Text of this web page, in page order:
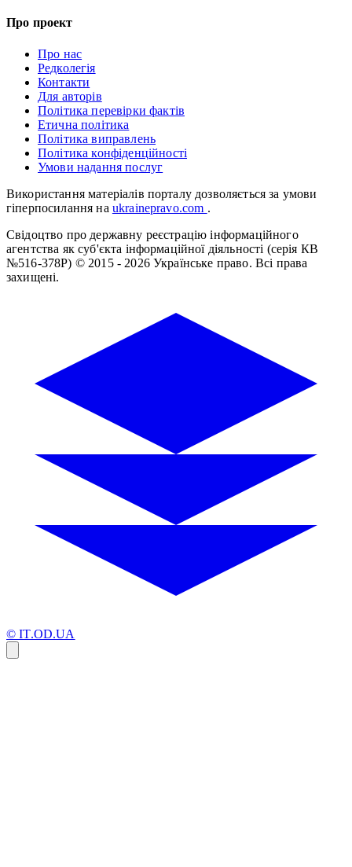
Про проект
Про нас
Редколегія
Контакти
Для авторів
Політика перевірки фактів
Етична політика
Політика виправлень
Політика конфіденційності
Умови надання послуг
Використання матеріалів порталу дозволяється за умови
гіперпосилання на ukrainepravo.com .
Свідоцтво про державну реєстрацію інформаційного
агентства як суб'єкта інформаційної діяльності (серія КВ
№516-378Р) © 2015 - 2026 Українське право. Всі права
захищені.
© IT.OD.UA